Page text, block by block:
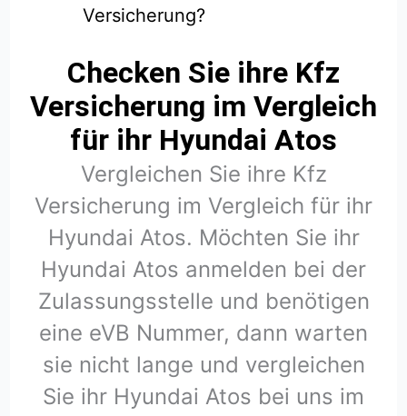
Versicherung?
Checken Sie ihre Kfz
Versicherung im Vergleich
für ihr Hyundai Atos
Vergleichen Sie ihre Kfz
Versicherung im Vergleich für ihr
Hyundai Atos. Möchten Sie ihr
Hyundai Atos anmelden bei der
Zulassungsstelle und benötigen
eine eVB Nummer, dann warten
sie nicht lange und vergleichen
Sie ihr Hyundai Atos bei uns im